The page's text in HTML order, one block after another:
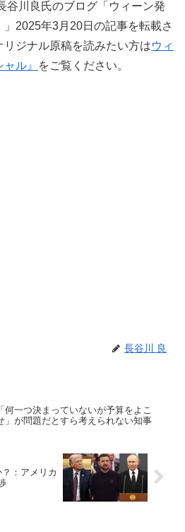
谷川良氏のブログ「ウィーン発
」2025年3月20日の記事を転載さ
ジナル原稿を読みたい方はウィ
ル』
をご覧ください。
長谷川 良
「何一つ決まっていないが予算をよこ
」が問題だとすら考えられない知事
：アメリカ